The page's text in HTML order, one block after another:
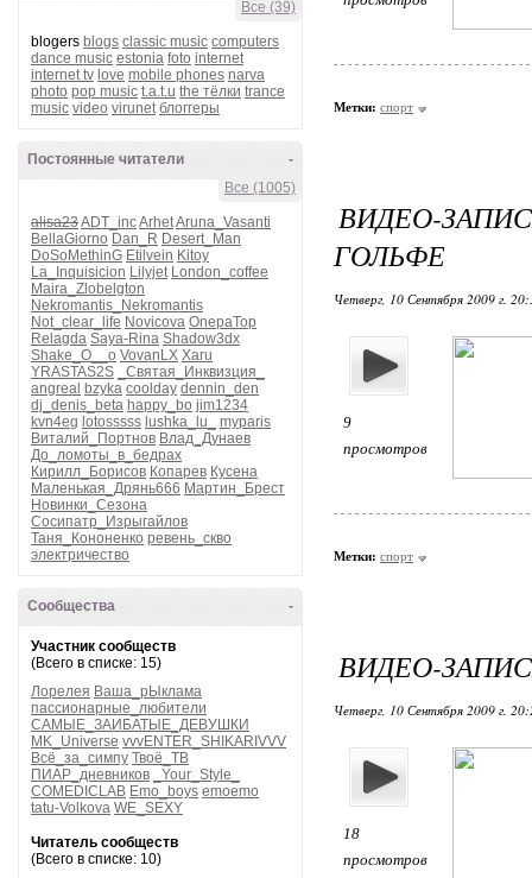
Все (39)
blogers blogs classic music computers
dance music estonia foto internet
internet tv love mobile phones narva
photo pop music t.a.t.u the тёлки trance
music video virunet блоггеры
-
Постоянные читатели
Все (1005)
alisa23ADT_incArhetAruna_Vasanti
BellaGiorno Dan_R Desert_Man
DoSoMethinG Etilvein Kitoy
La_Inquisicion Lilyjet London_coffee
Maira_Zlobelgton
Nekromantis_Nekromantis
Not_clear_life Novicova OnepaTop
Relagda Saya-Rina Shadow3dx
Shake_O__o VovanLX Xaru
YRASTAS2S
_Святая_Инквизция_
angreal bzyka coolday dennin_den
dj_denis_beta happy_bo jim1234
kvn4eg lotosssss lushka_lu_
myparis
Виталий_Портнов Влад_Дунаев
До_ломоты_в_бедрах
Кирилл_Борисов Копарев Кусена
Маленькая_Дрянь666 Мартин_Брест
Новинки_Сезона
Сосипатр_Изрыгайлов
Таня_Кононенко ревень_скво
электричество
-
Сообщества
Участник сообществ
(Всего в списке: 15)
Лорелея Ваша_рЫклама
пассионарные_любители
САМЫЕ_ЗАИБАТЫЕ_ДЕВУШКИ
MK_Universe vvvENTER_SHIKARIVVV
Всё_за_симпу Твоё_ТВ
ПИАР_дневников
_Your_Style_
COMEDICLAB Emo_boys emoemo
tatu-Volkova WE_SEXY
Читатель сообществ
(Всего в списке: 10)
Метки: спорт
ВИДЕО-
ГОЛЬФЕ
Четверг, 10 Сентября 2009 г.
9
просмотров
Метки: спорт
ВИДЕО-
Четверг, 10 Сентября 2009 г.
18
просмотров